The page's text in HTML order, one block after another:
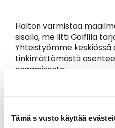
Tämä sivusto käyttää
Halton varmistaa
sisällä, me Iitti Golfilla
Yhteistyömme keskiössä
tinkimättömästä
osaamisesta.
Kun seuraavan kerran
puhdasta ilmaa tai